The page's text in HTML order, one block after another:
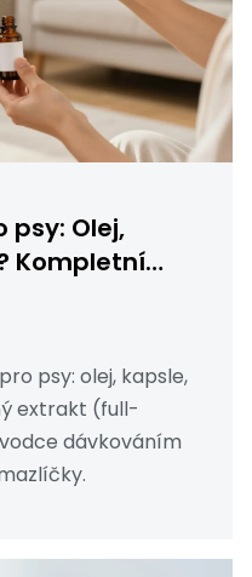
psy: Olej,
Kompletní
psy: olej, kapsle,
extrakt (full-
dávkováním